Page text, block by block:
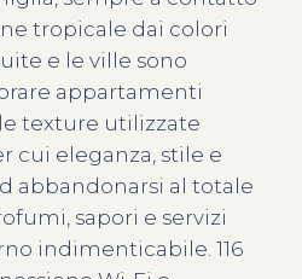
tropicale dai colori
e le ville sono
appartamenti
texture utilizzate
cui eleganza, stile e
abbandonarsi al totale
sapori e servizi
indimenticabile. 116